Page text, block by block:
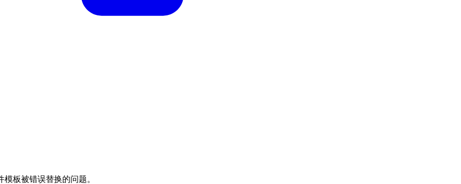
模板被错误替换的问题。